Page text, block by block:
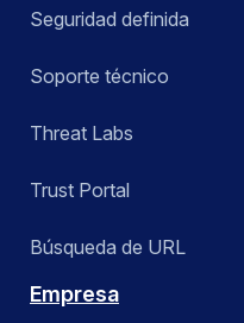
Seguridad definida
Soporte técnico
Threat Labs
Trust Portal
Búsqueda de URL
Empresa